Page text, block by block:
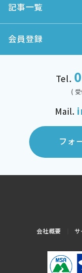
記事一覧
会員登録
Tel.
(
Mail.
フォ
会社概要